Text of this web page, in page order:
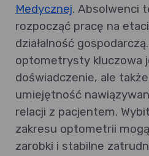
Medycznej. Absolwenci
rozpocząć pracę na
działalność
optometrysty kluczowa
doświadczenie, ale także
umiejętność
relacji z pacjentem.
zakresu optometrii
zarobki i stabilne